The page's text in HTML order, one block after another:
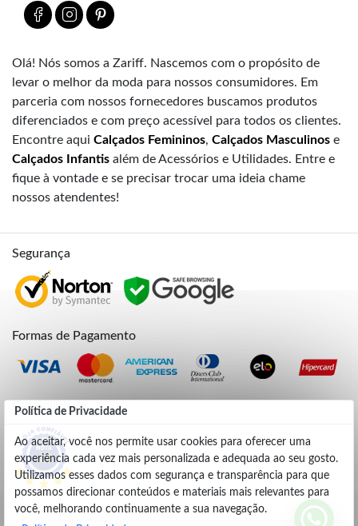
Política de Privacidade
Ao aceitar, você nos permite usar cookies para oferecer uma
experiência cada vez mais personalizada e adequada ao seu gosto.
Utilizamos esses dados com segurança e transparência para que
possamos direcionar conteúdos e materiais mais relevantes para
você, melhorando continuamente a sua navegação.
Olá! Nós somos a Zariff. Nascemos com o propósito de
levar o melhor da moda para nossos consumidores. Em
parceria com nossos fornecedores buscamos produtos
diferenciados e com preço acessível para todos os clientes.
Encontre aqui Calçados Femininos, Calçados Masculinos e
Calçados Infantis além de Acessórios e Utilidades. Entre e
fique à vontade e se precisar trocar uma ideia chame
nossos atendentes!
Segurança
Formas de Pagamento
Credibilidade
4.9